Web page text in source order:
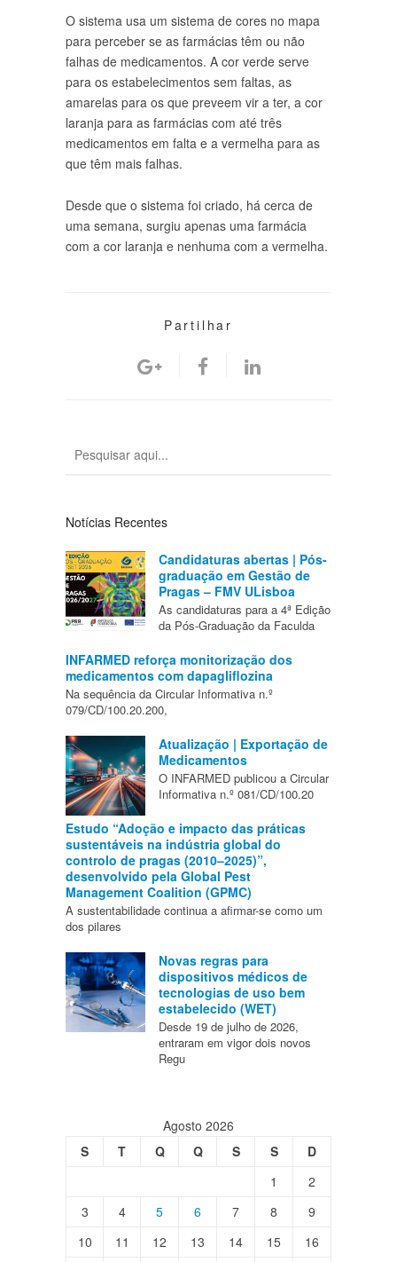
O sistema usa um sistema de cores no mapa
para perceber se as farmácias têm ou não
falhas de medicamentos. A cor verde serve
para os estabelecimentos sem faltas, as
amarelas para os que preveem vir a ter, a cor
laranja para as farmácias com até três
medicamentos em falta e a vermelha para as
que têm mais falhas.
Desde que o sistema foi criado, há cerca de
uma semana, surgiu apenas uma farmácia
com a cor laranja e nenhuma com a vermelha.
Partilhar
Notícias Recentes
Candidaturas abertas | Pós-
graduação em Gestão de
Pragas – FMV ULisboa
As candidaturas para a 4ª Edição
da Pós-Graduação da Faculda
INFARMED reforça monitorização dos
medicamentos com dapagliflozina
Na sequência da Circular Informativa n.º
079/CD/100.20.200,
Atualização | Exportação de
Medicamentos
O INFARMED publicou a Circular
Informativa n.º 081/CD/100.20
Estudo “Adoção e impacto das práticas
sustentáveis na indústria global do
controlo de pragas (2010–2025)”,
desenvolvido pela Global Pest
Management Coalition (GPMC)
A sustentabilidade continua a afirmar-se como um
dos pilares
Novas regras para
dispositivos médicos de
tecnologias de uso bem
estabelecido (WET)
Desde 19 de julho de 2026,
entraram em vigor dois novos
Regu
Agosto 2026
S
T Q Q S S
D
1
2
3
4 5 6 7 8
9
10
11 12 13 14 15
16